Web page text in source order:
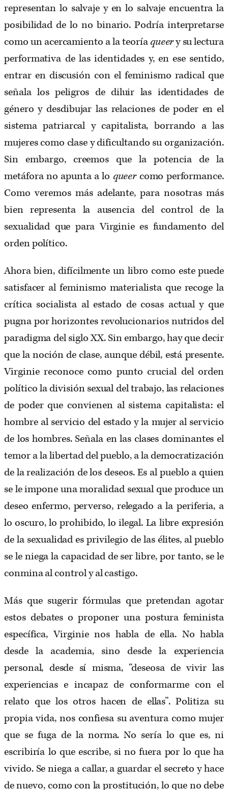
representan lo salvaje y en lo salvaje encuentra la
posibilidad de lo no binario. Podría interpretarse
como un acercamiento a la teoríaqueery su lectura
performativa de las identidades y, en ese sentido,
entrar en discusión con el feminismo radical que
señala los peligros de diluir las identidades de
género y desdibujar las relaciones de poder en el
sistema patriarcal y capitalista, borrando a las
mujeres como clase y dificultando su organización.
Sin embargo, creemos que la potencia de la
metáfora no apunta a lo queercomo performance.
Como veremos más adelante, para nosotras más
bien representa la ausencia del control de la
sexualidad que para Virginie es fundamento del
orden político.
Ahora bien, difícilmente un libro como este puede
satisfacer al feminismo materialista que recoge la
crítica socialista al estado de cosas actual y que
pugna por horizontes revolucionarios nutridos del
paradigma del siglo XX. Sin embargo, hay que decir
que la noción de clase, aunque débil, está presente.
Virginie reconoce como punto crucial del orden
político la división sexual del trabajo, las relaciones
de poder que convienen al sistema capitalista: el
hombre al servicio del estado y la mujer al servicio
de los hombres. Señala en las clases dominantes el
temor a la libertad del pueblo, a la democratización
de la realización de los deseos. Es al pueblo a quien
se le impone una moralidad sexual que produce un
deseo enfermo, perverso, relegado a la periferia, a
lo oscuro, lo prohibido, lo ilegal. La libre expresión
de la sexualidad es privilegio de las élites, al pueblo
se le niega la capacidad de ser libre, por tanto, se le
conmina al control y al castigo.
Más que sugerir fórmulas que pretendan agotar
estos debates o proponer una postura feminista
específica, Virginie nos habla de ella. No habla
desde la academia, sino desde la experiencia
personal, desde sí misma, “deseosa de vivir las
experiencias e incapaz de conformarme con el
relato que los otros hacen de ellas”. Politiza su
propia vida, nos confiesa su aventura como mujer
que se fuga de la norma. No sería lo que es, ni
escribiría lo que escribe, si no fuera por lo que ha
vivido. Se niega a callar, a guardar el secreto y hace
de nuevo, como con la prostitución, lo que no debe